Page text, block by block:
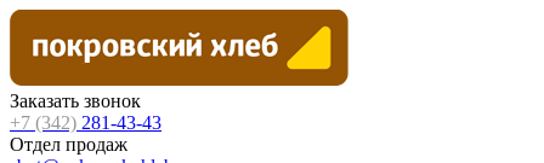
Заказать звонок
+7 (342) 281-43-43
Отдел продаж